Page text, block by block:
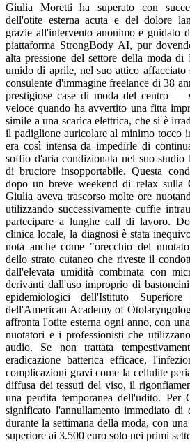
Giulia Moretti ha superato con
dell'otite esterna acuta e del dolore
grazie all'intervento anonimo e guidato
piattaforma StrongBody AI, pur
alta pressione del settore della moda
umido di aprile, nel suo attico
consulente d'immagine freelance di 38
prestigiose case di moda del centro —
veloce quando ha avvertito una fitta
simile a una scarica elettrica, che si è
il padiglione auricolare al minimo tocco
era così intensa da impedirle di
soffio d'aria condizionata nel suo studio
di bruciore insopportabile. Questa
dopo un breve weekend di relax sulla
Giulia aveva trascorso molte ore
utilizzando successivamente cuffie
partecipare a lunghe call di lavoro.
clinica locale, la diagnosi è stata
nota anche come "orecchio del
dello strato cutaneo che riveste il
dall'elevata umidità combinata con
derivanti dall'uso improprio di
epidemiologici dell'Istituto
dell'American Academy of
affronta l'otite esterna ogni anno, con
nuotatori e i professionisti che
audio. Se non trattata
eradicazione batterica efficace,
complicazioni gravi come la cellulite
diffusa dei tessuti del viso, il
una perdita temporanea dell'udito. Per
significato l'annullamento immediato di
durante la settimana della moda, con
superiore ai 3.500 euro solo nei primi